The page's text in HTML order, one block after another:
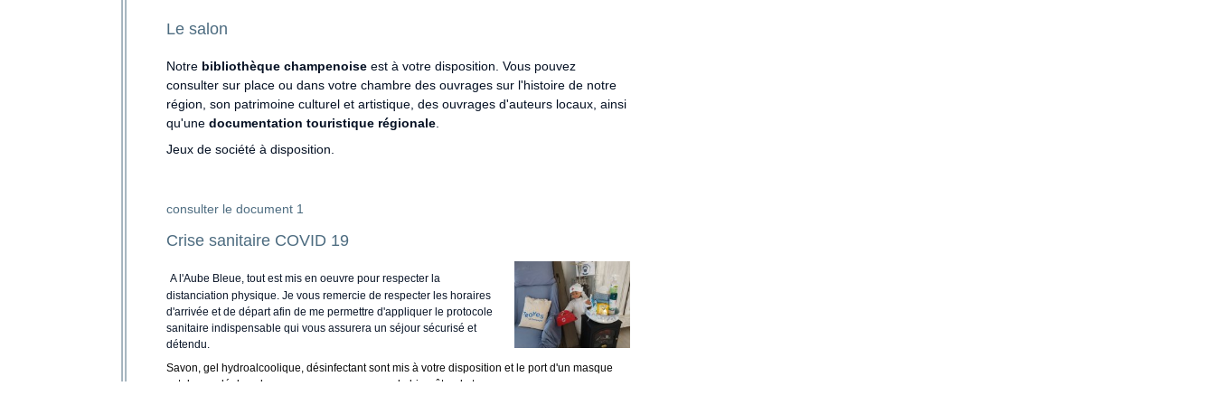
Le salon
Notre bibliothèque champenoise est à votre disposition. Vous pouvez
consulter sur place ou dans votre chambre des ouvrages sur l'histoire de notre
région, son patrimoine culturel et artistique, des ouvrages d'auteurs locaux, ainsi
qu'une documentation touristique régionale.
Jeux de société à disposition.
consulter le document 1
Crise sanitaire COVID 19
A l'Aube Bleue, tout est mis en oeuvre pour respecter la
distanciation physique. Je vous remercie de respecter les horaires
d'arrivée et de départ afin de me permettre d'appliquer le protocole
sanitaire indispensable qui vous assurera un séjour sécurisé et
détendu.
Savon, gel hydroalcoolique, désinfectant sont mis à votre disposition et le port d'un masque
est demandé dans les espaces communs pour le bien-être de tous.